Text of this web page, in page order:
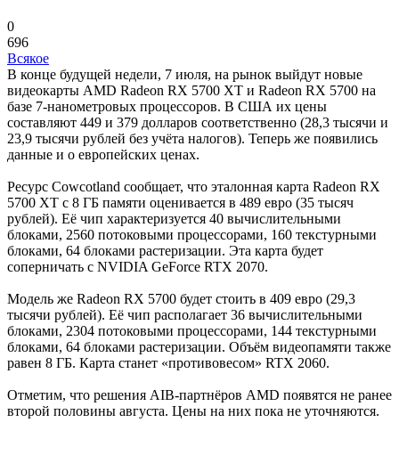
0
696
Всякое
В конце будущей недели, 7 июля, на рынок выйдут новые
видеокарты AMD Radeon RX 5700 XT и Radeon RX 5700 на
базе 7-нанометровых процессоров. В США их цены
составляют 449 и 379 долларов соответственно (28,3 тысячи и
23,9 тысячи рублей без учёта налогов). Теперь же появились
данные и о европейских ценах.
Ресурс Cowcotland сообщает, что эталонная карта Radeon RX
5700 XT с 8 ГБ памяти оценивается в 489 евро (35 тысяч
рублей). Её чип характеризуется 40 вычислительными
блоками, 2560 потоковыми процессорами, 160 текстурными
блоками, 64 блоками растеризации. Эта карта будет
соперничать с NVIDIA GeForce RTX 2070.
Модель же Radeon RX 5700 будет стоить в 409 евро (29,3
тысячи рублей). Её чип располагает 36 вычислительными
блоками, 2304 потоковыми процессорами, 144 текстурными
блоками, 64 блоками растеризации. Объём видеопамяти также
равен 8 ГБ. Карта станет «противовесом» RTX 2060.
Отметим, что решения AIB-партнёров AMD появятся не ранее
второй половины августа. Цены на них пока не уточняются.